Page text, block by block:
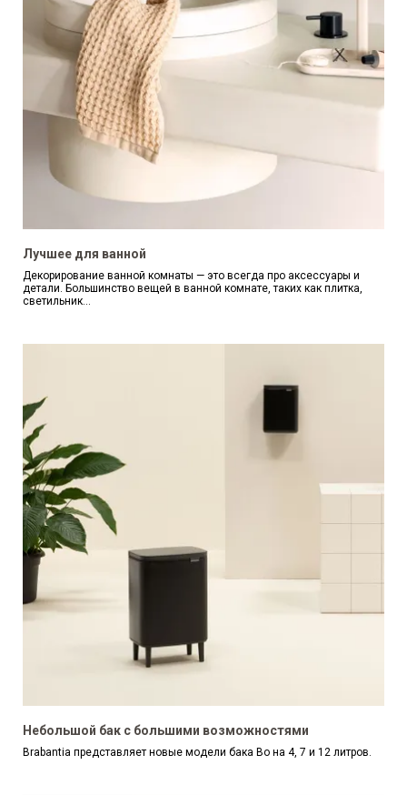
Лучшее для ванной
Декорирование ванной комнаты — это всегда про аксессуары и
детали. Большинство вещей в ванной комнате, таких как плитка,
светильник...
Небольшой бак с большими возможностями
Brabantia представляет новые модели бака Bo на 4, 7 и 12 литров.